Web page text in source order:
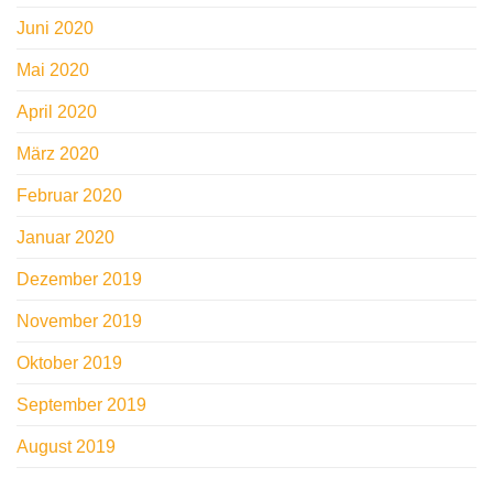
Juni 2020
Mai 2020
April 2020
März 2020
Februar 2020
Januar 2020
Dezember 2019
November 2019
Oktober 2019
September 2019
August 2019